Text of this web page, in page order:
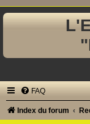
FAQ
Index du forum